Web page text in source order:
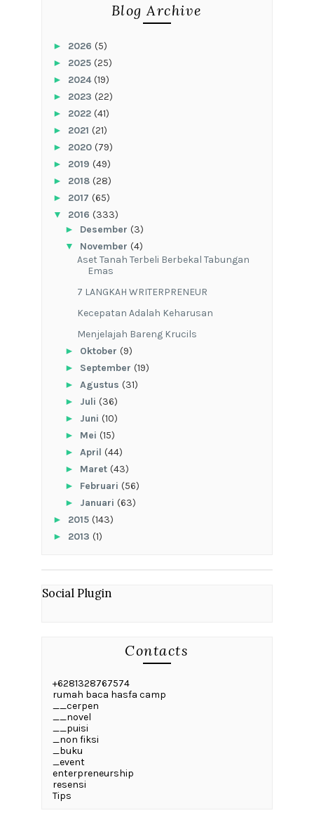
Blog Archive
► 2026 (5)
► 2025 (25)
► 2024(19)
► 2023 (22)
► 2022 (41)
► 2021 (21)
► 2020 (79)
► 2019 (49)
► 2018 (28)
► 2017 (65)
▼ 2016 (333)
► Desember (3)
▼ November (4)
Aset Tanah Terbeli Berbekal Tabungan
Emas
7 LANGKAH WRITERPRENEUR
Kecepatan Adalah Keharusan
Menjelajah Bareng Krucils
► Oktober (9)
► September (19)
► Agustus (31)
► Juli (36)
► Juni (10)
► Mei (15)
► April (44)
► Maret (43)
► Februari (56)
► Januari (63)
► 2015 (143)
► 2013 (1)
Social Plugin
Contacts
+6281328767574
rumah baca hasfa camp
__cerpen
__novel
__puisi
_non fiksi
_buku
_event
enterpreneurship
resensi
Tips